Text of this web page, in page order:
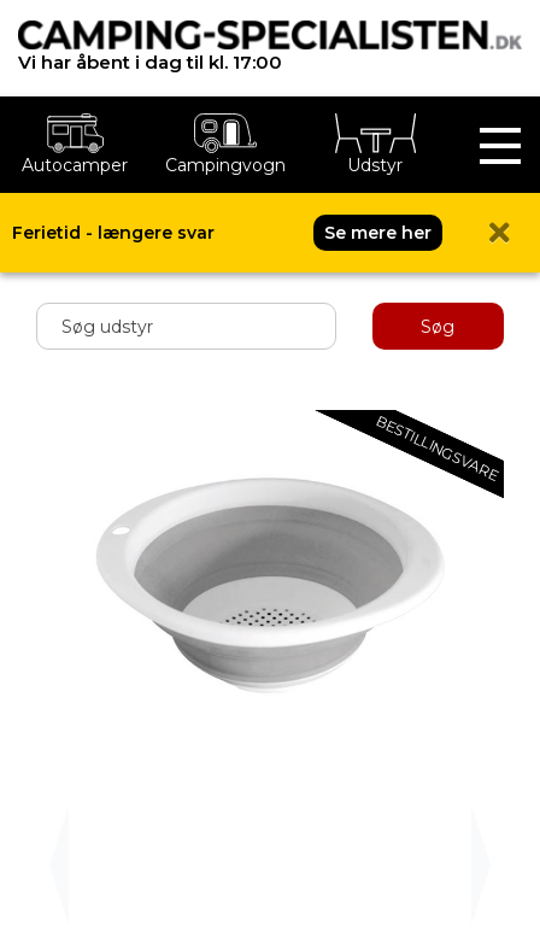
Vi har åbent i dag til kl. 17:00
Autocamper Campingvogn Udstyr
Ferietid - længere svar
Se mere her
Søg
BESTILLINGSVARE
BESTILLINGSVARE
BESTILLINGSVARE